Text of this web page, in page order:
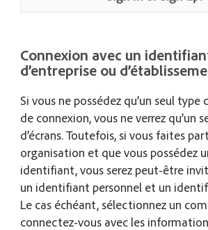
Connexion avec un
d’entreprise ou
Si vous ne possédez qu’un seul type
de connexion, vous ne verrez qu’un
d’écrans. Toutefois, si vous faites
organisation et que vous possédez
identifiant, vous serez peut-être
un identifiant personnel et un
Le cas échéant, sélectionnez un
connectez-vous avec les